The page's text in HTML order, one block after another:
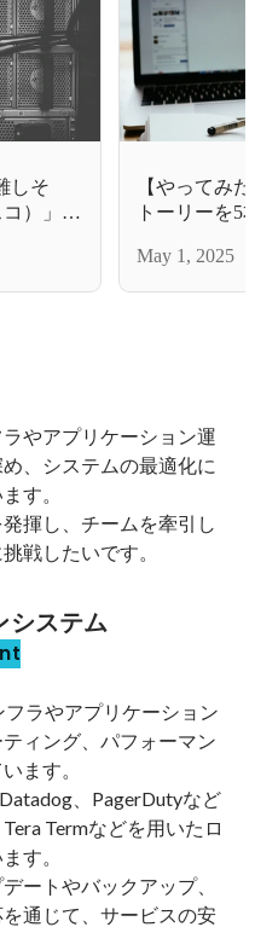
しそ
）」を
【やってみ
トーリーを5
May 1, 2025
やアプリケーション運
、システムの最適化に
す。
揮し、チームを牽引し
戦したいです。
システム
ラやアプリケーション
ィング、パフォーマン
ます。
、PagerDutyなど
Termなどを用いたロ
す。
ートやバックアップ、
通じて、サービスの安